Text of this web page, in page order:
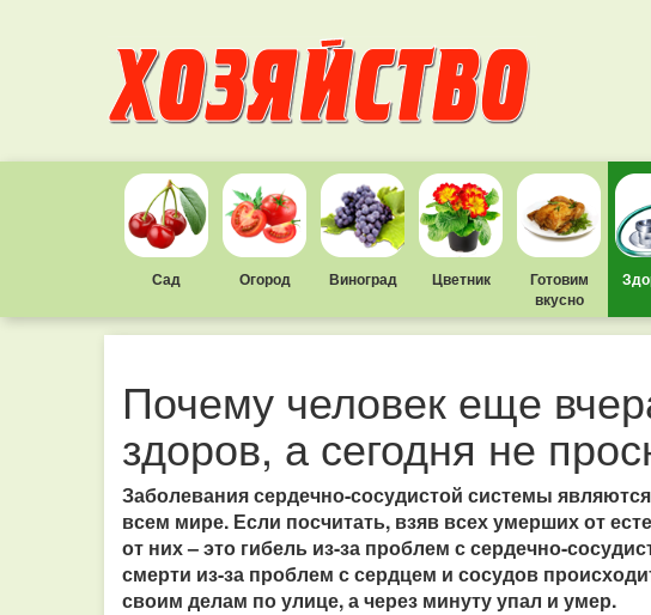
Сад Огород Виноград Цветник
Готовим
вкусно
Почему человек еще
здоров, а сегодня не
Заболевания сердечно-сосудистой системы
всем мире. Если посчитать, взяв всех умерших от
от них – это гибель из-за проблем с сердечно-
смерти из-за проблем с сердцем и сосудов
своим делам по улице, а через минуту упал и умер.